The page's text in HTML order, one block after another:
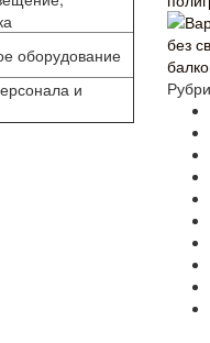
оборудование
и